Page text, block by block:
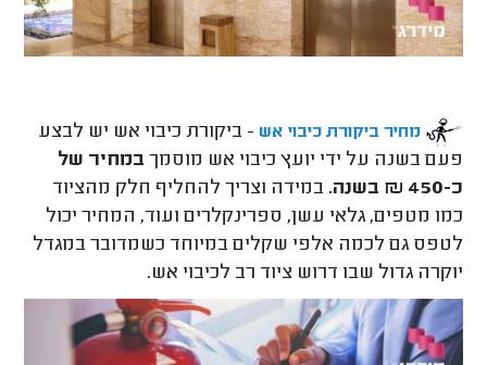
מחיר ביקורת כיבוי אש - ביקורת כיבוי אש יש לבצע
פעם בשנה על ידי יועץ כיבוי אש מוסמך במחיר של
כ-450 ₪ בשנה.
במידה וצריך להחליף חלק מהציוד
כמו מטפים, גלאי עשן, ספרינקלרים ועוד, המחיר יכול
לטפס גם לכמה אלפי שקלים במיוחד כשמדובר במגדל
יוקרה גדול שבו דרוש ציוד רב לכיבוי אש.